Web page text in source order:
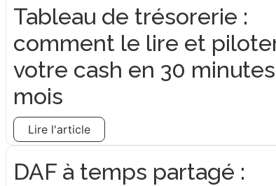
Tableau de trésorerie :
comment le lire et
votre cash en 30
mois
Lire l'article
DAF à temps partagé :